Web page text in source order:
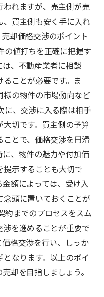
れますが、売主側が売
買主側も安く手に入れ
却価格交渉のポイント
の値打ちを正確に把握す
、不動産業者に相談
ことが必要です。ま
様の物件の市場動向など
に、交渉に入る際は相手
切です。買主側の予算
ことで、価格交渉を円滑
、物件の魅力や付加価
示することも大切で
額によっては、受け入
頭に置いておくことが
約までのプロセスをスム
を進めることが重要で
格交渉を行い、しっか
なります。以上のポイ
却を目指しましょう。